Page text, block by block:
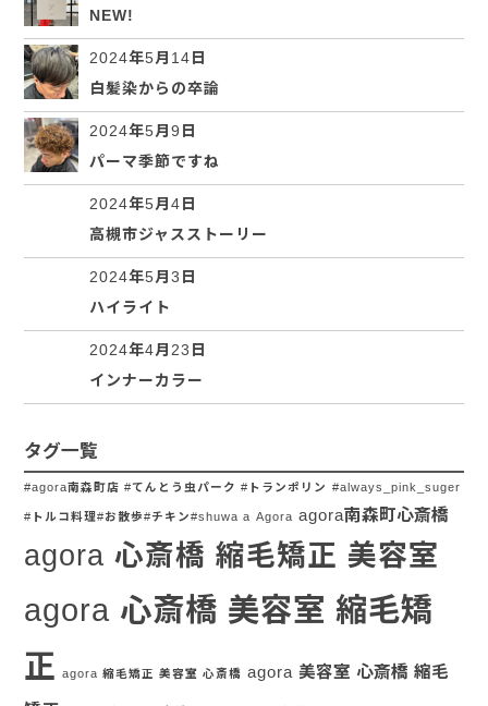
NEW!
2024年5月14日
白髪染からの卒論
2024年5月9日
パーマ季節ですね
2024年5月4日
高槻市ジャスストーリー
2024年5月3日
ハイライト
2024年4月23日
インナーカラー
タグ一覧
#agora南森町店 #てんとう虫パーク #トランポリン #always_pink_suger
#トルコ料理#お散歩#チキン#shuwa a Agora agora南森町心斎橋
agora 心斎橋 縮毛矯正 美容室
agora 心斎橋 美容室 縮毛矯
正 agora 縮毛矯正 美容室 心斎橋 agora 美容室 心斎橋 縮毛